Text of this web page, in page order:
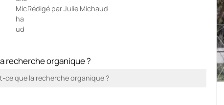
Rédigé parJulie Michaud
ce que la recherche organique ?